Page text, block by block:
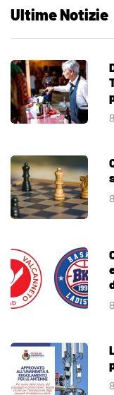
Ultime Notizie